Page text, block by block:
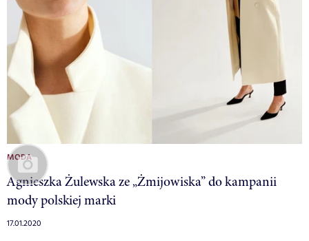
MODA
Agnieszka Żulewska ze „Żmijowiska” do kampanii
mody polskiej marki
17.01.2020